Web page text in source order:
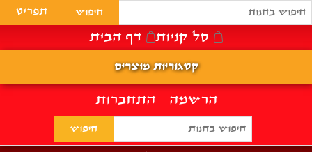
הרשמה התחברות
סל קניות דף הבית
תפריט
קטגוריות מוצרים